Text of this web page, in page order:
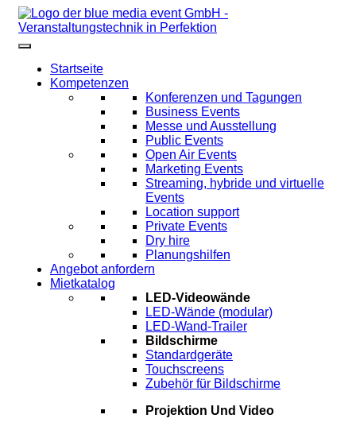
Startseite
Kompetenzen
Konferenzen und Tagungen
Business Events
Messe und Ausstellung
Public Events
Open Air Events
Marketing Events
Streaming, hybride und virtuelle
Events
Location support
Private Events
Dry hire
Planungshilfen
Angebot anfordern
Mietkatalog
LED-Videowände
LED-Wände (modular)
LED-Wand-Trailer
Bildschirme
Standardgeräte
Touchscreens
Zubehör für Bildschirme
Projektion Und Video